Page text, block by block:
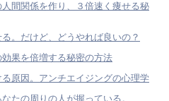
間関係を作り、３倍速く痩せる秘
。だけど、どうやれば良いの？
果を倍増する秘密の方法
原因。アンチエイジングの心理学
たの周りの人が握っている。